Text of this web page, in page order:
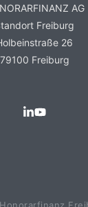
AG
Freiburg
26
79100 Freiburg